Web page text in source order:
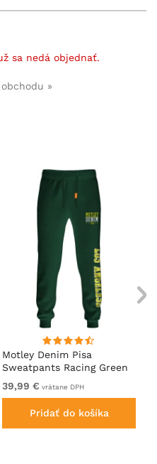
sa nedá objednať.
»
Motley Denim Pisa
Sweatpants Racing Green
39,99 € vrátane DPH
Pridať do košíka